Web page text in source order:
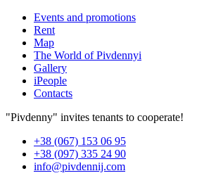
Events and promotions
Rent
Map
The World of Pivdennyi
Gallery
iPeople
Contacts
"Pivdenny" invites tenants to cooperate!
+38 (067) 153 06 95
+38 (097) 335 24 90
info@pivdennij.com